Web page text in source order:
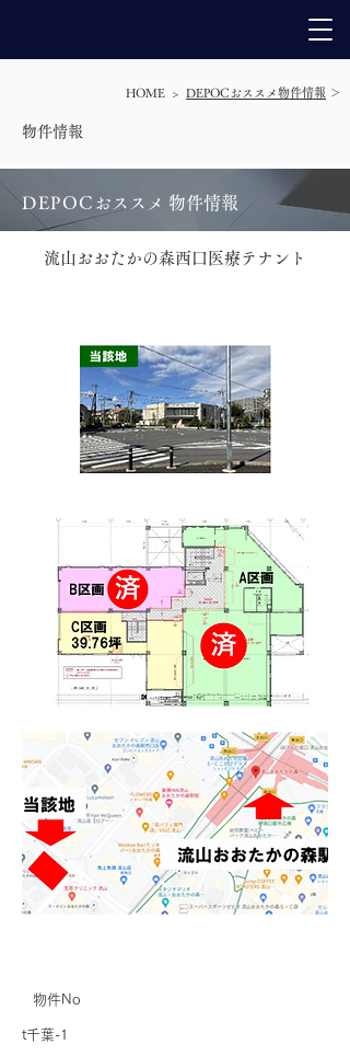
HOME > DEPOCおススメ物件情報 ＞
​物件情報
DEPOC おススメ 物件情報
流山おおたかの森西口医療テナント
物件No
t千葉-1